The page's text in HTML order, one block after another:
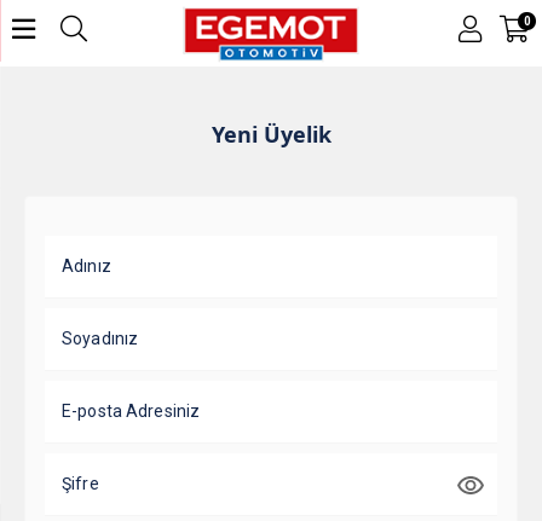
0
Yeni Üyelik
Adınız
Soyadınız
E-posta Adresiniz
Şifre